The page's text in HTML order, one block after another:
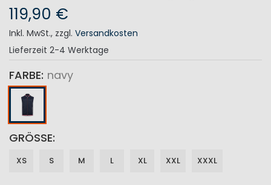
119,90 €
Inkl. MwSt., zzgl. Versandkosten
Lieferzeit 2-4 Werktage
FARBE navy
GRÖSSE
XS S M L XL XXL XXXL